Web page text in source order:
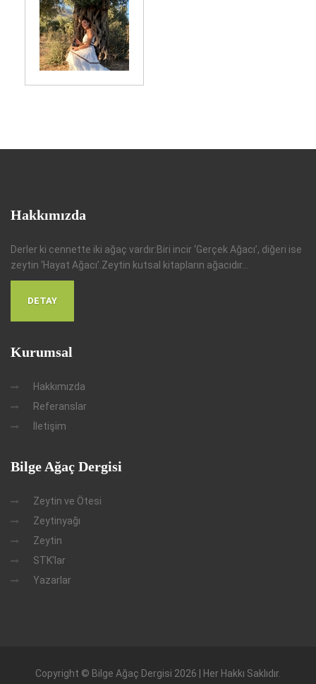
Hakkımızda
Derler ki cennette iki ağaç vardır:Biri incir ‘Gerçek Ağacı’, diğeri ise
zeytin ‘Hayat Ağacı’.Zeytin kutsal kitapların ağacıdır...
DETAY
Kurumsal
Hakkımızda
Referanslar
İletişim
Bilge Ağaç Dergisi
Zeytin ve Ötesi
Zeytinyağı
Zeytin
STK'lar
Yazarlar
Copyright © Bilge Ağaç Dergisi 2026 | Her Hakkı Saklıdır.